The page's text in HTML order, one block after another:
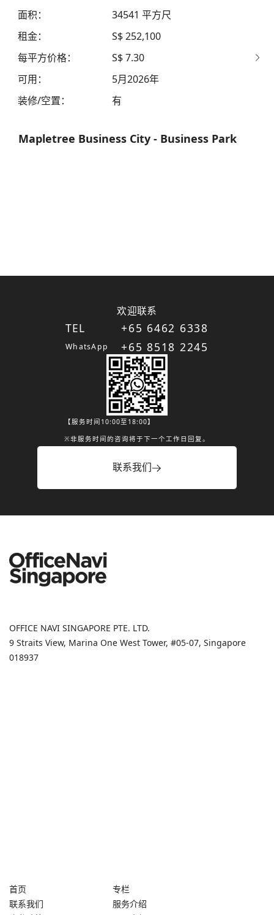
面积： 34541 平方尺
租金：
S$ 252,100
每平方价格：
S$ 7.30
可用：
5月2026年
装修/空置： 有
Mapletree Business City - Business Park
欢迎联系
TEL
WhatsApp
+65 6462 6338
+65 8518 2245
【服务时间10:00至18:00】
※非服务时间的咨询将于下一个工作日回复。
联系我们
OFFICE NAVI SINGAPORE PTE. LTD.
9 Straits View, Marina One West Tower, #05-07, Singapore
018937
首页
专栏
联系我们
服务介绍